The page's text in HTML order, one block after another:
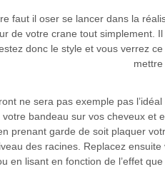
faut il oser se lancer dans la
de votre crane tout simplement.
donc le style et vous verrez
ne sera pas exemple pas
bandeau sur vos cheveux
prenant garde de soit plaquer
des racines. Replacez
en lisant en fonction de l’effet